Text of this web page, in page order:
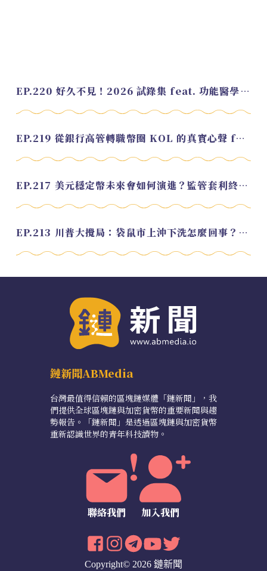
EP.220 好久不見！2026 試錄集 feat. 功能醫學營養師 美寶
EP.219 從銀行高管轉職幣圈 KOL 的真實心聲 feat.龜大
EP.217 美元穩定幣未來會如何演進？監管套利終將收斂？feat. 研究員 余哲安
EP.213 川普大攪局：袋鼠市上沖下洗怎麼回事？feat. Alvin
鏈新聞ABMedia
台灣最值得信賴的區塊鏈媒體「鏈新聞」，我
們提供全球區塊鏈與加密貨幣的重要新聞與趨
勢報告。「鏈新聞」是透過區塊鏈與加密貨幣
重新認識世界的青年科技讀物。
聯絡我們 加入我們
Copyright© 2026 鏈新聞